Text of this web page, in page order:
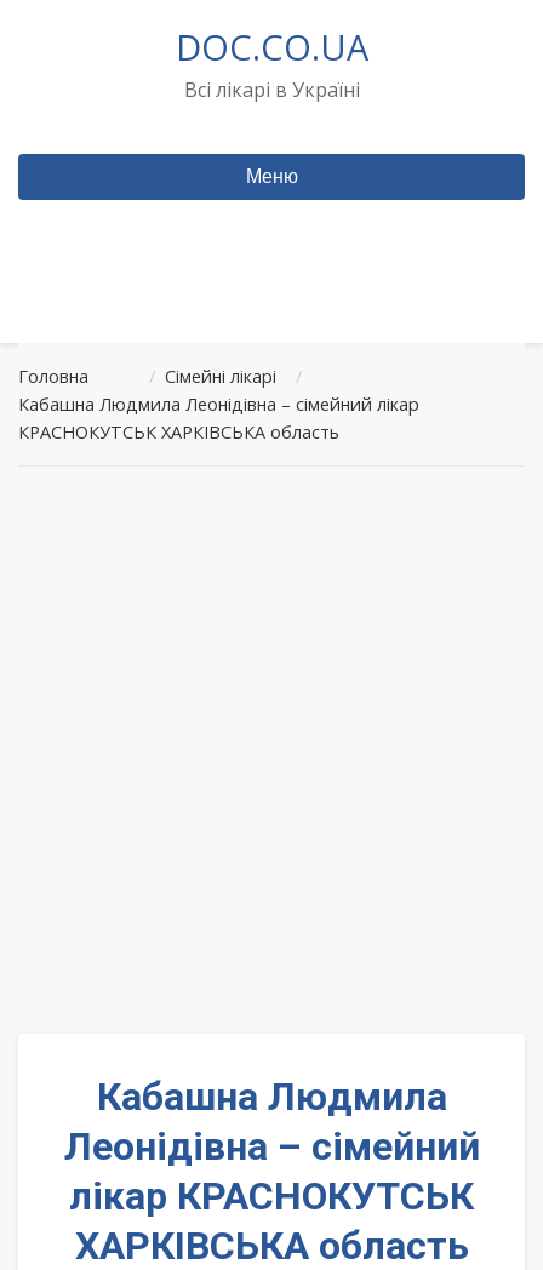
DOC.CO.UA
Всі лікарі в Україні
Меню
Головна / Сімейні лікарі
/
Кабашна Людмила Леонідівна – сімейний лікар
КРАСНОКУТСЬК ХАРКІВСЬКА область
Кабашна Людмила
Леонідівна – сімейний
лікар КРАСНОКУТСЬК
ХАРКІВСЬКА область